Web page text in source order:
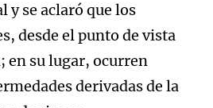
y se aclaró que los
desde el punto de vista
en su lugar, ocurren
derivadas de la